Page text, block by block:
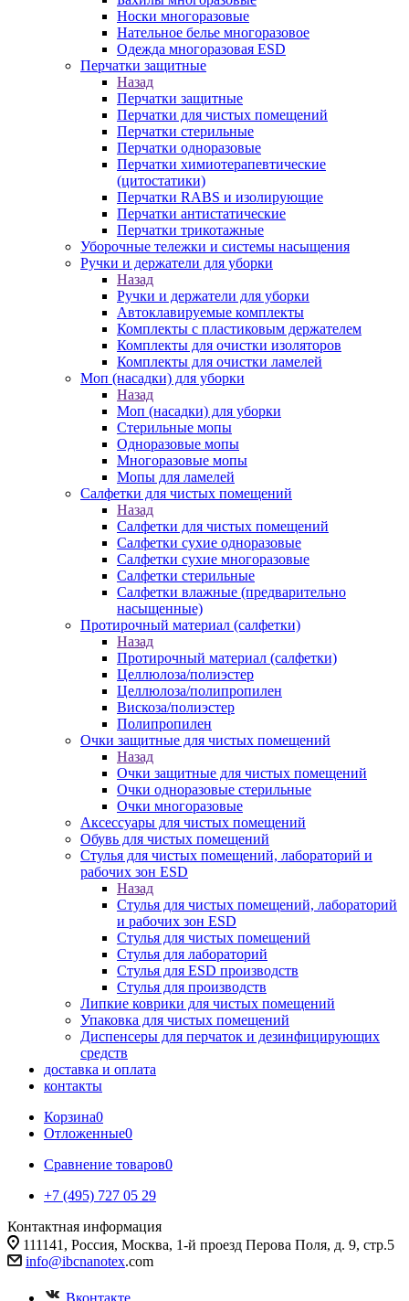
Носки многоразовые
Нательное белье многоразовое
Одежда многоразовая ESD
Перчатки защитные
Назад
Перчатки защитные
Перчатки для чистых помещений
Перчатки стерильные
Перчатки одноразовые
Перчатки химиотерапевтические
(цитостатики)
Перчатки RABS и изолирующие
Перчатки антистатические
Перчатки трикотажные
Уборочные тележки и системы насыщения
Ручки и держатели для уборки
Назад
Ручки и держатели для уборки
Автоклавируемые комплекты
Комплекты с пластиковым держателем
Комплекты для очистки изоляторов
Комплекты для очистки ламелей
Моп (насадки) для уборки
Назад
Моп (насадки) для уборки
Стерильные мопы
Одноразовые мопы
Многоразовые мопы
Мопы для ламелей
Салфетки для чистых помещений
Назад
Салфетки для чистых помещений
Салфетки сухие одноразовые
Салфетки сухие многоразовые
Салфетки стерильные
Салфетки влажные (предварительно
насыщенные)
Протирочный материал (салфетки)
Назад
Протирочный материал (салфетки)
Целлюлоза/полиэстер
Целлюлоза/полипропилен
Вискоза/полиэстер
Полипропилен
Очки защитные для чистых помещений
Назад
Очки защитные для чистых помещений
Очки одноразовые стерильные
Очки многоразовые
Аксессуары для чистых помещений
Обувь для чистых помещений
Стулья для чистых помещений, лабораторий и
рабочих зон ESD
Назад
Стулья для чистых помещений, лабораторий
и рабочих зон ESD
Стулья для чистых помещений
Стулья для лабораторий
Стулья для ESD производств
Стулья для производств
Липкие коврики для чистых помещений
Упаковка для чистых помещений
Диспенсеры для перчаток и дезинфицирующих
средств
доставка и оплата
контакты
Корзина0
Отложенные0
Сравнение товаров0
+7 (495) 727 05 29
Контактная информация
111141, Россия, Москва, 1-й проезд Перова Поля, д. 9, стр.5
info@ibcnanotex.com
Вконтакте